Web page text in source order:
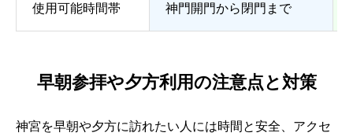
使用可能時間帯 神門開門から閉門まで
早朝参拝や夕方利用の注意点と対策
神宮を早朝や夕方に訪れたい人には時間と安全、アクセ